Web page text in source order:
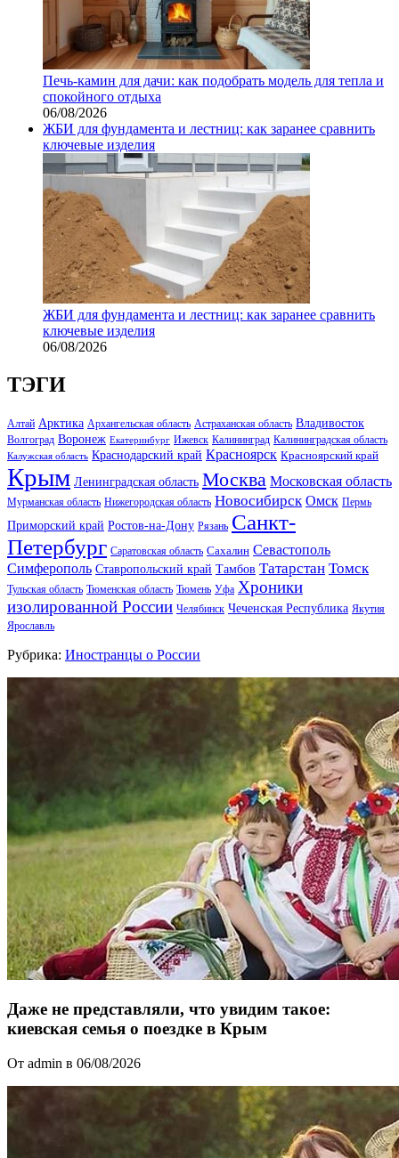
Печь-камин для дачи: как подобрать модель для тепла и
спокойного отдыха
06/08/2026
ЖБИ для фундамента и лестниц: как заранее сравнить
ключевые изделия
ЖБИ для фундамента и лестниц: как заранее сравнить
ключевые изделия
06/08/2026
ТЭГИ
Алтай Арктика Архангельская область Астраханская область Владивосток
Волгоград Воронеж Екатеринбург Ижевск Калининград Калининградская область
Калужская область Краснодарский край Красноярск Красноярский край
Крым Ленинградская область Москва Московская область
Мурманская область Нижегородская область Новосибирск Омск Пермь
Приморский край Ростов-на-Дону Рязань Санкт-
Петербург Саратовская область Сахалин Севастополь
Симферополь Ставропольский край Тамбов Татарстан Томск
Тульская область Тюменская область Тюмень Уфа Хроники
изолированной России Челябинск Чеченская Республика Якутия
Ярославль
Рубрика: Иностранцы о России
Даже не представляли, что увидим такое:
киевская семья о поездке в Крым
От admin в 06/08/2026